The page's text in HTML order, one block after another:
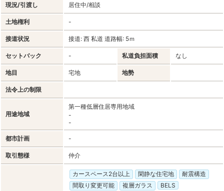
現況/引渡し 居住中/相談
土地権利 -
接道状況 接道: 西 私道 道路幅: 5ｍ
セットバック - 私道負担面積 なし
地目 宅地 地勢
法令上の制限
用途地域
第一種低層住居専用地域
-
-
都市計画 -
取引態様 仲介
カースペース2台以上 閑静な住宅地
耐震構造
間取り変更可能
複層ガラス
BELS